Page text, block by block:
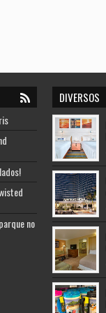
no
DIVERSOS